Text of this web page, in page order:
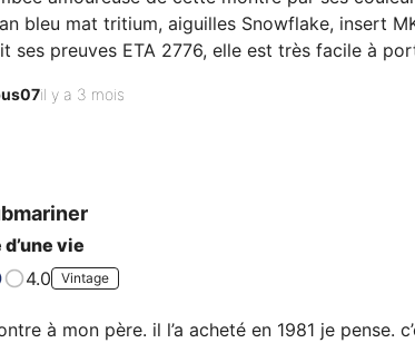
bleu mat tritium, aiguilles Snowflake, insert
il y a 3 mois
vie
4.0
Vintage
à mon père. il l’a acheté en 1981 je